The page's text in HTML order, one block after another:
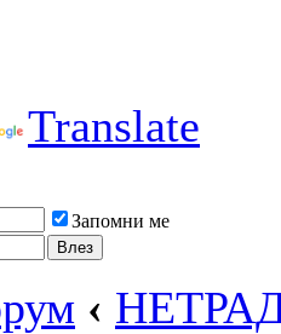
Translate
Запомни ме
‹